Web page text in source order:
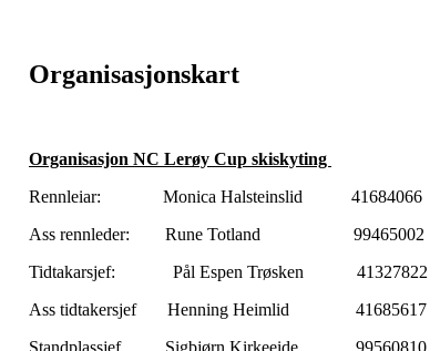
Organisasjonskart
Organisasjon NC Lerøy Cup skiskyting
Rennleiar: Monica Halsteinslid
Ass rennleder: Rune Totland
Tidtakarsjef: Pål Espen Trøsken
Ass tidtakersjef Henning Heimlid
Standplassjef Sigbjørn Kirkeeide